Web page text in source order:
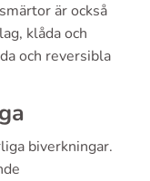
är också
klåda och
och reversibla
biverkningar.